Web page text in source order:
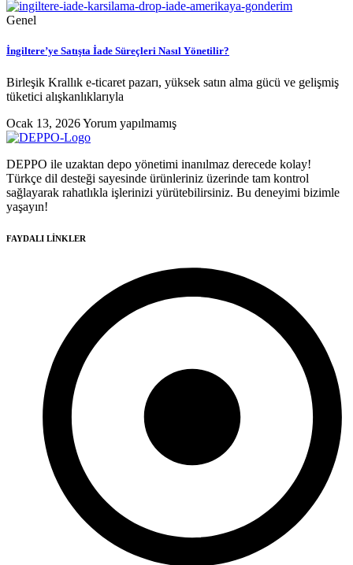
Genel
İngiltere’ye Satışta İade Süreçleri Nasıl Yönetilir?
Birleşik Krallık e-ticaret pazarı, yüksek satın alma gücü ve gelişmiş
tüketici alışkanlıklarıyla
Ocak 13, 2026Yorum yapılmamış
DEPPO ile uzaktan depo yönetimi inanılmaz derecede kolay!
Türkçe dil desteği sayesinde ürünleriniz üzerinde tam kontrol
sağlayarak rahatlıkla işlerinizi yürütebilirsiniz. Bu deneyimi bizimle
yaşayın!
FAYDALI LİNKLER